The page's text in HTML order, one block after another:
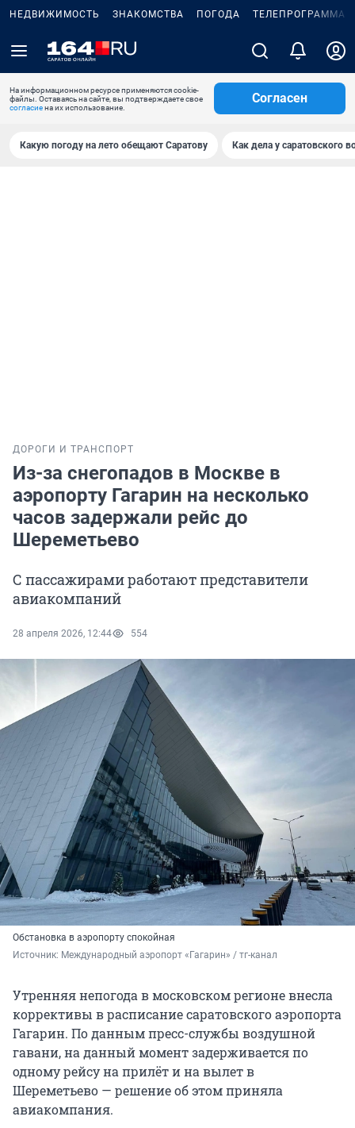
НЕДВИЖИМОСТЬ ЗНАКОМСТВА ПОГОДА ТЕЛЕПРОГРАММА
На информационном ресурсе применяются cookie-
файлы. Оставаясь на сайте, вы подтверждаете свое
согласиена их использование.
Согласен
Какую погоду на лето обещают Саратову Как дела у саратовского
ДОРОГИ И ТРАНСПОРТ
Из-за снегопадов в Москве в
аэропорту Гагарин на несколько
часов задержали рейс до
Шереметьево
С пассажирами работают представители
авиакомпаний
28 апреля 2026, 12:44 554
Обстановка в аэропорту спокойная
Источник: Международный аэропорт «Гагарин» / тг-канал
Утренняя непогода в московском регионе внесла
коррективы в расписание саратовского аэропорта
Гагарин. По данным пресс-службы воздушной
гавани, на данный момент задерживается по
одному рейсу на прилёт и на вылет в
Шереметьево — решение об этом приняла
авиакомпания.